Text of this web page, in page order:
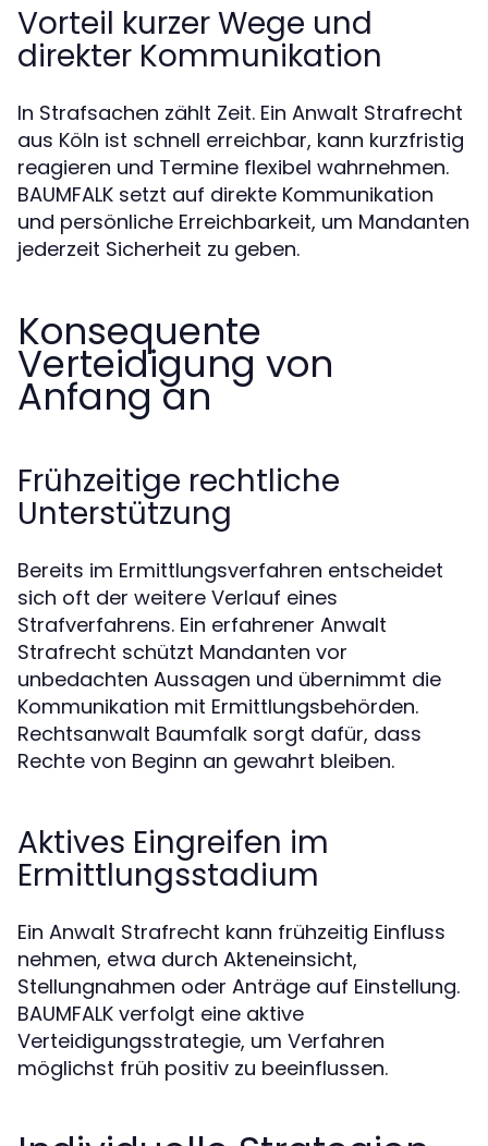
Vorteil kurzer Wege und
direkter Kommunikation
In Strafsachen zählt Zeit. Ein Anwalt Strafrecht
aus Köln ist schnell erreichbar, kann kurzfristig
reagieren und Termine flexibel wahrnehmen.
BAUMFALK setzt auf direkte Kommunikation
und persönliche Erreichbarkeit, um Mandanten
jederzeit Sicherheit zu geben.
Konsequente
Verteidigung von
Anfang an
Frühzeitige rechtliche
Unterstützung
Bereits im Ermittlungsverfahren entscheidet
sich oft der weitere Verlauf eines
Strafverfahrens. Ein erfahrener Anwalt
Strafrecht schützt Mandanten vor
unbedachten Aussagen und übernimmt die
Kommunikation mit Ermittlungsbehörden.
Rechtsanwalt Baumfalk sorgt dafür, dass
Rechte von Beginn an gewahrt bleiben.
Aktives Eingreifen im
Ermittlungsstadium
Ein Anwalt Strafrecht kann frühzeitig Einfluss
nehmen, etwa durch Akteneinsicht,
Stellungnahmen oder Anträge auf Einstellung.
BAUMFALK verfolgt eine aktive
Verteidigungsstrategie, um Verfahren
möglichst früh positiv zu beeinflussen.